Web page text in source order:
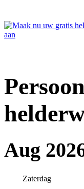
Aug
Zaterdag